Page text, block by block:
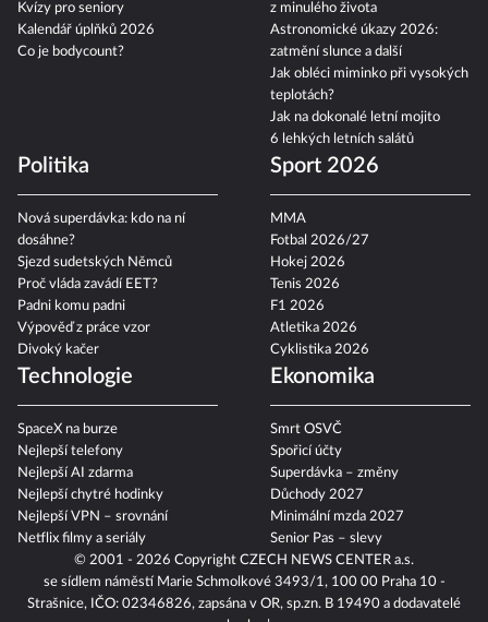
© 2001 - 2026 Copyright CZECH NEWS CENTER a.s.
se sídlem náměstí Marie Schmolkové 3493/1, 100 00 Praha 10 -
Strašnice, IČO: 02346826, zapsána v OR, sp.zn. B 19490 a dodavatelé
Kvízy pro seniory
Kalendář úplňků 2026
Co je bodycount?
z minulého života
Astronomické úkazy 2026:
zatmění slunce a další
Jak obléci miminko při vysokých
teplotách?
Jak na dokonalé letní mojito
6 lehkých letních salátů
Politika
Nová superdávka: kdo na ní
dosáhne?
Sjezd sudetských Němců
Proč vláda zavádí EET?
Padni komu padni
Výpověď z práce vzor
Divoký kačer
Sport 2026
MMA
Fotbal 2026/27
Hokej 2026
Tenis 2026
F1 2026
Atletika 2026
Cyklistika 2026
Technologie
SpaceX na burze
Nejlepší telefony
Nejlepší AI zdarma
Nejlepší chytré hodinky
Nejlepší VPN – srovnání
Netflix filmy a seriály
Ekonomika
Smrt OSVČ
Spořicí účty
Superdávka – změny
Důchody 2027
Minimální mzda 2027
Senior Pas – slevy